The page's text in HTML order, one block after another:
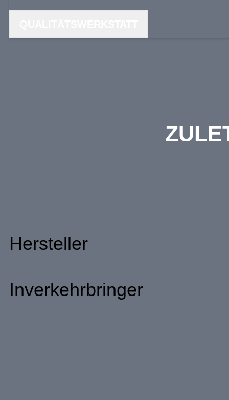
Hersteller
Inverkehrbringer